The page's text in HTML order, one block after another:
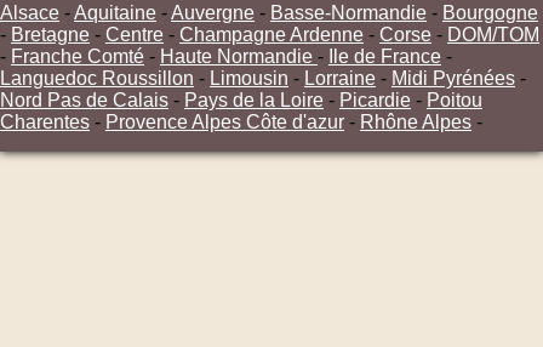
Alsace -Aquitaine -Auvergne - Basse-Normandie - Bourgogne
- Bretagne - Centre - Champagne Ardenne - Corse - DOM/TOM
- Franche Comté - Haute Normandie - Ile de France -
Languedoc Roussillon - Limousin - Lorraine - Midi Pyrénées -
Nord Pas de Calais - Pays de la Loire - Picardie - Poitou
Charentes - Provence Alpes Côte d'azur - Rhône Alpes -